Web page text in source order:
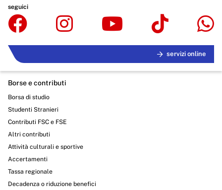
seguici
servizi online
Borse e contributi
Borsa di studio
Studenti Stranieri
Contributi FSC e FSE
Altri contributi
Attività culturali e sportive
Accertamenti
Tassa regionale
Decadenza o riduzione benefici